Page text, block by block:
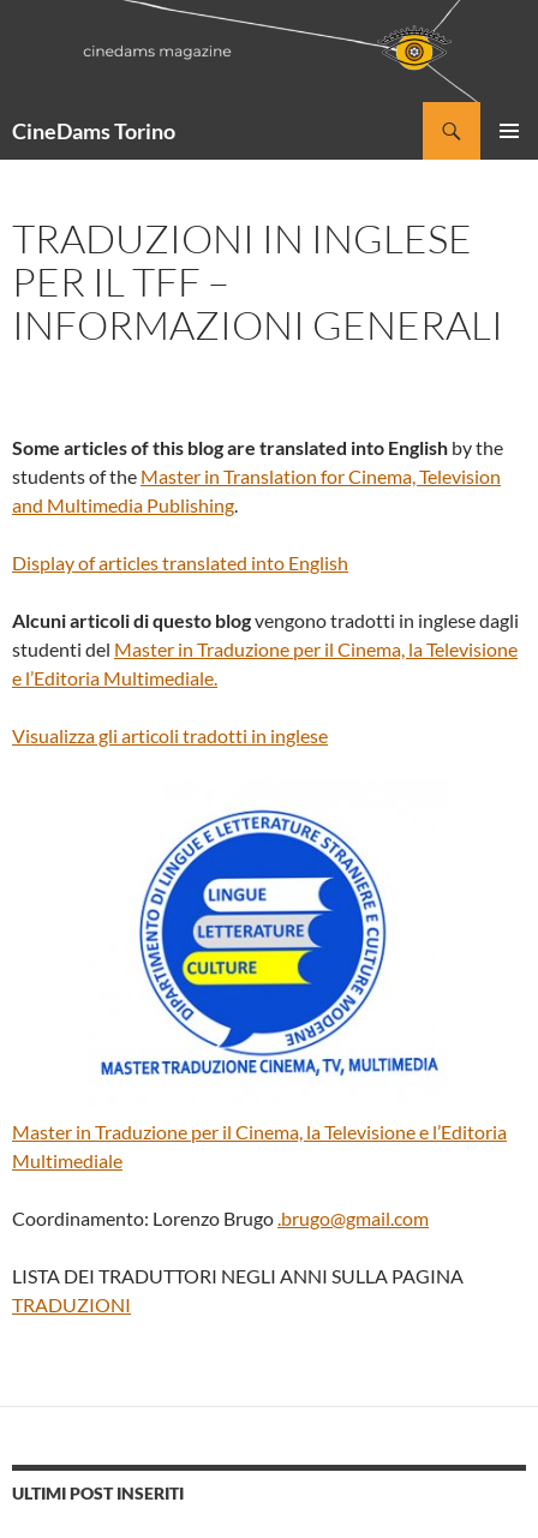
CineDams Torino
TRADUZIONI IN INGLESE
PER IL TFF –
INFORMAZIONI GENERALI
Some articles of this blog are translated into English by the
students of the Master in Translation for Cinema, Television
and Multimedia Publishing.
Display of articles translated into English
Alcuni articoli di questo blogvengono tradotti in inglese dagli
studenti del Master in Traduzione per il Cinema, la Televisione
e l’Editoria Multimediale.
Visualizza gli articoli tradotti in inglese
Master in Traduzione per il Cinema, la Televisione e l’Editoria
Multimediale
Coordinamento: Lorenzo Brugo.brugo@gmail.com
LISTA DEI TRADUTTORI NEGLI ANNI SULLA PAGINA
TRADUZIONI
ULTIMI POST INSERITI